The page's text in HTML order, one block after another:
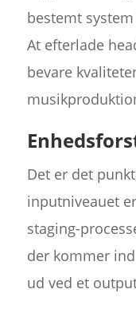
bestemt
At efterlade
bevare
Det er det
inputniveauet
staging-
der kommer
ud ved et